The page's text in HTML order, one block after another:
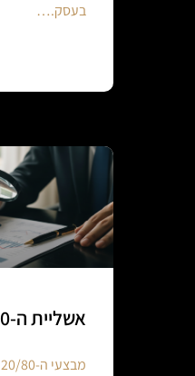
בעסק.…
אשליית ה-20/80 בנדל